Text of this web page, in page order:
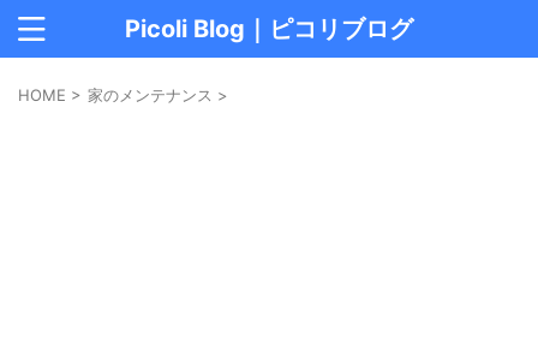
Picoli Blog｜ピコリブログ
HOME > 家のメンテナンス >